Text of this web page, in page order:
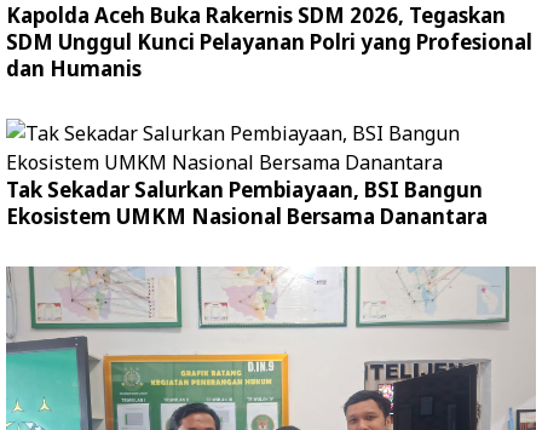
Kapolda Aceh Buka Rakernis SDM 2026, Tegaskan
SDM Unggul Kunci Pelayanan Polri yang Profesional
dan Humanis
Tak Sekadar Salurkan Pembiayaan, BSI Bangun
Ekosistem UMKM Nasional Bersama Danantara